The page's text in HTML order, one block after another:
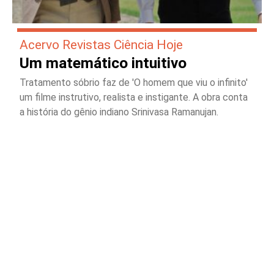
Acervo Revistas Ciência Hoje
Um matemático intuitivo
Tratamento sóbrio faz de 'O homem que viu o infinito'
um filme instrutivo, realista e instigante. A obra conta
a história do gênio indiano Srinivasa Ramanujan.